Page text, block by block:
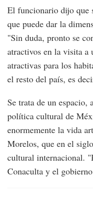
El funcionario dijo que
que puede dar la
"Sin duda, pronto se
atractivos en la visita a
atractivas para los
el resto del país, es
Se trata de un espacio,
política cultural de
enormemente la vida
Morelos, que en el
cultural internacional.
Conaculta y el